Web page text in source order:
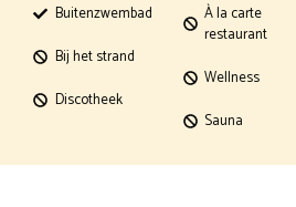
Buitenzwembad
Bij het strand
Discotheek
À la carte
restaurant
Wellness
Sauna